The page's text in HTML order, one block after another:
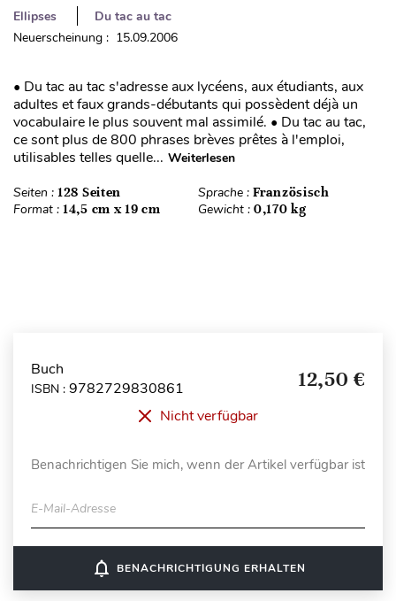
Ellipses
Du tac au tac
Neuerscheinung : 15.09.2006
• Du tac au tac s'adresse aux lycéens, aux étudiants, aux
adultes et faux grands-débutants qui possèdent déjà un
vocabulaire le plus souvent mal assimilé. • Du tac au tac,
ce sont plus de 800 phrases brèves prêtes à l'emploi,
utilisables telles quelle... Weiterlesen
Seiten : 128 Seiten Sprache : Französisch
Format : 14,5 cm x 19 cm Gewicht : 0,170 kg
Buch
ISBN : 9782729830861 12,50 €
Nicht verfügbar
Benachrichtigen Sie mich, wenn der Artikel verfügbar ist
E-Mail-Adresse
notifications_none BENACHRICHTIGUNG ERHALTEN